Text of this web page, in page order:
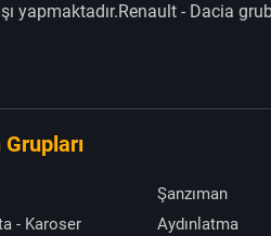
yapmaktadır.Renault - Dacia
Grupları
Şanzıman
- Karoser
Aydınlatma